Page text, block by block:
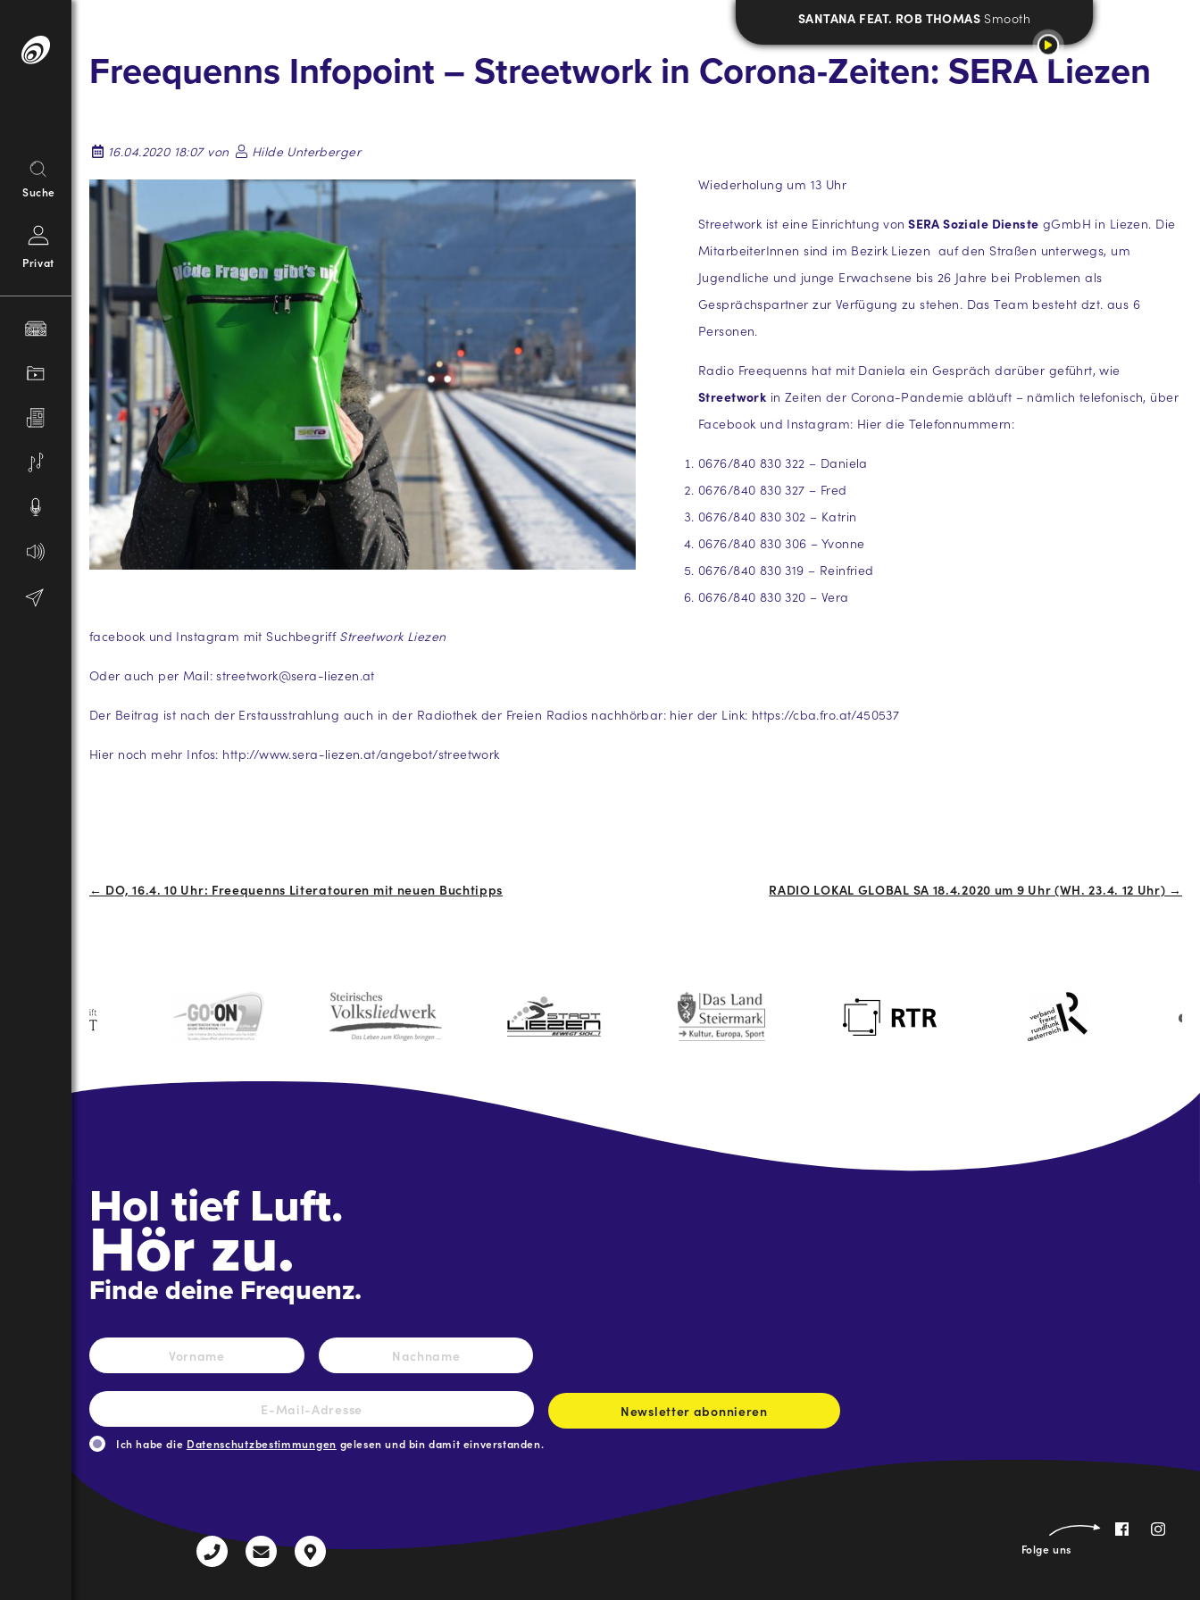
Inhalt
Suche
Privat
SANTANA FEAT. ROB THOMAS Smooth
Freequenns Infopoint – Streetwork in Corona-Zeiten: SERA Liezen
16.04.2020 18:07 von
Hilde Unterberger
Wiederholung um 13 Uhr
Streetwork ist eine Einrichtung von SERA Soziale Dienste gGmbH in Liezen. Die
MitarbeiterInnen sind im Bezirk Liezen auf den Straßen unterwegs, um
Jugendliche und junge Erwachsene bis 26 Jahre bei Problemen als
Gesprächspartner zur Verfügung zu stehen. Das Team besteht dzt. aus 6
Personen.
Radio Freequenns hat mit Daniela ein Gespräch darüber geführt, wie
Streetwork in Zeiten der Corona-Pandemie abläuft – nämlich telefonisch, über
Facebook und Instagram: Hier die Telefonnummern:
0676/840 830 322 – Daniela
0676/840 830 327 – Fred
0676/840 830 302 – Katrin
0676/840 830 306 – Yvonne
0676/840 830 319 – Reinfried
0676/840 830 320 – Vera
facebook und Instagram mit Suchbegriff Streetwork Liezen
Oder auch per Mail:streetwork@sera-liezen.at
Der Beitrag ist nach der Erstausstrahlung auch in der Radiothek der Freien Radios nachhörbar: hier der Link: https://cba.fro.at/450537
Hier noch mehr Infos: http://www.sera-liezen.at/angebot/streetwork
← DO, 16.4. 10 Uhr: Freequenns Literatouren mit neuen Buchtipps RADIO LOKAL GLOBAL SA 18.4.2020 um 9 Uhr (WH. 23.4. 12 Uhr) →
Hol tief Luft.
Hör zu.
Finde deine Frequenz.
Name *
Vorname Nachname
E-
Mail-
Adresse *
Newsletter abonnieren
Ich habe die Datenschutzbestimmungen gelesen und bin damit einverstanden.
Folge uns
+43
radio@freequenns.at
Kulturhausstraße